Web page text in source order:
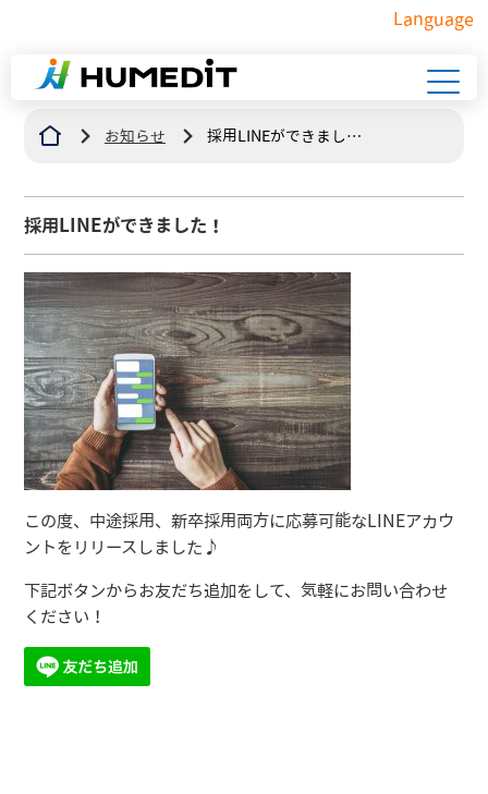
Language
お知らせ
採用LINEができまし
採用LINEができました！
この度、中途採用、新卒採用両方に応募可能なLINEアカウ
ントをリリースしました♪
下記ボタンからお友だち追加をして、気軽にお問い合わせ
ください！